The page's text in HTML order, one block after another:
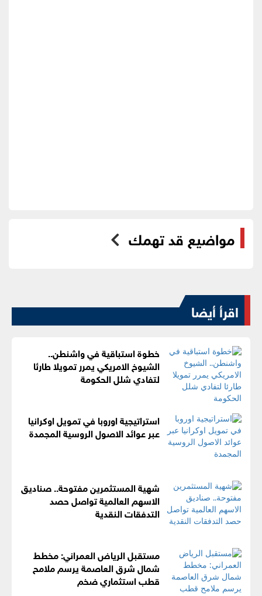
مواضيع قد تهمك
اقرأ أيضا
خطوة استباقية في واشنطن..
الشيوخ الامريكي يمرر تمويلا طارئا
لتفادي شلل الحكومة
استراتيجية اوروبا في تمويل اوكرانيا
عبر عوائد الاصول الروسية المجمدة
شهية المستثمرين مفتوحة.. صناديق
الاسهم العالمية تواصل حصد
التدفقات النقدية
مستقبل الرياض العمراني: مخطط
شمال شرق العاصمة يرسم ملامح
قطب استثماري ضخم